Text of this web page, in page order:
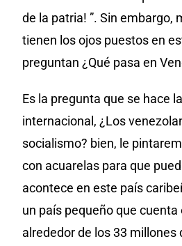
de la patria! ”. Sin embargo,
tienen los ojos puestos en
preguntan ¿Qué pasa en
Es la pregunta que se hace
internacional, ¿Los
socialismo? bien, le
con acuarelas para que
acontece en este país
un país pequeño que
alrededor de los 33 millones